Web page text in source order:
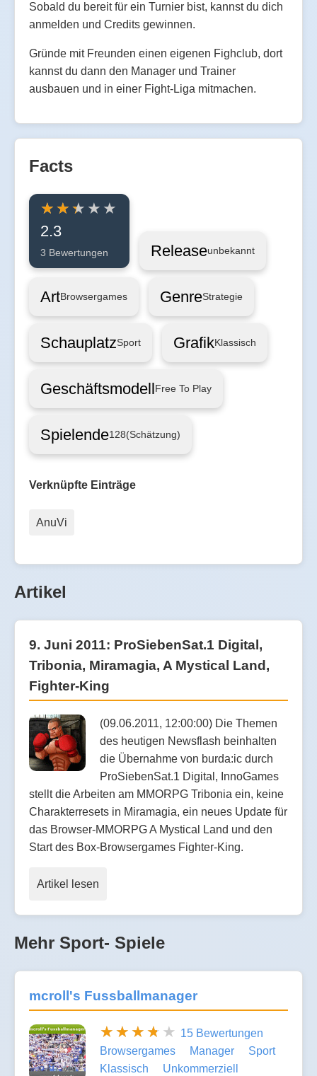
Sobald du bereit für ein Turnier bist, kannst du dich
anmelden und Credits gewinnen.
Gründe mit Freunden einen eigenen Fighclub, dort
kannst du dann den Manager und Trainer
ausbauen und in einer Fight-Liga mitmachen.
Facts
2.3
3 Bewertungen Releaseunbekannt
ArtBrowsergames GenreStrategie
SchauplatzSport GrafikKlassisch
GeschäftsmodellFree To Play
Spielende128(Schätzung)
Verknüpfte Einträge
AnuVi
Artikel
9. Juni 2011: ProSiebenSat.1 Digital,
Tribonia, Miramagia, A Mystical Land,
Fighter-King
(09.06.2011, 12:00:00) Die Themen
des heutigen Newsflash beinhalten
die Übernahme von burda:ic durch
ProSiebenSat.1 Digital, InnoGames
stellt die Arbeiten am MMORPG Tribonia ein, keine
Charakterresets in Miramagia, ein neues Update für
das Browser-MMORPG A Mystical Land und den
Start des Box-Browsergames Fighter-King.
Artikel lesen
Mehr Sport- Spiele
mcroll's Fussballmanager
15 Bewertungen
Browsergames
Manager
Sport
Klassisch
Unkommerziell